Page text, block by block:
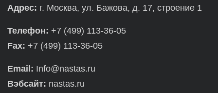
Адрес: г. Москва, ул. Бажова, д. 17, строение 1
Телефон: +7 (499) 113-36-05
Fax: +7 (499) 113-36-05
Email: Info@nastas.ru
Вэбсайт: nastas.ru